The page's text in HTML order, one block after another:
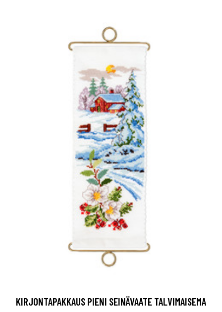
KIRJONTAPAKKAUS PIENI SEINÄVAATE TALVIMAISEMA